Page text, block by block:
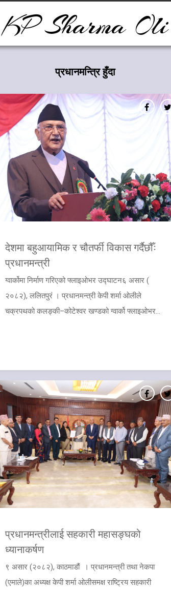
KP Sharma Oli
प्रधानमन्त्रि हुँदा
देशमा बहुआयामिक र चौतर्फी विकास गर्दैछौँः
प्रधानमन्त्री
​ग्वार्कोमा निर्माण गरिएको फ्लाइओभर उद्घाटन६ असार (
२०८२), ललितपुरं । प्रधानमन्त्री केपी शर्मा ओलीले
चक्रपथको कलङ्की–कोटेश्वर खण्डको ग्वार्को फ्लाइओभर...
प्रधानमन्त्रीलाई सहकारी महासङ्घको
ध्यानाकर्षण
९ असार (२०८२), काठमाडौं । प्रधानमन्त्री तथा नेकपा
(एमाले)का अध्यक्ष केपी शर्मा ओलीसमक्ष राष्ट्रिय सहकारी